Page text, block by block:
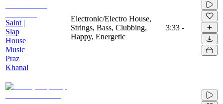
Saint |
Slap
House
Music
Praz
Khanal
Electronic/Electro House,
Strings, Bass, Clubbing,
Happy, Energetic
3:33 -